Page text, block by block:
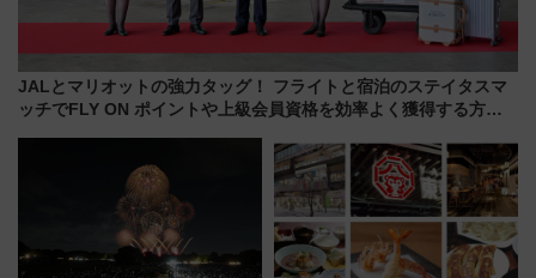
JALとマリオットの強力タッグ！ フライトと宿泊のステイタスマ
ッチでFLY ON ポイントや上級会員資格を効率よく獲得する方法